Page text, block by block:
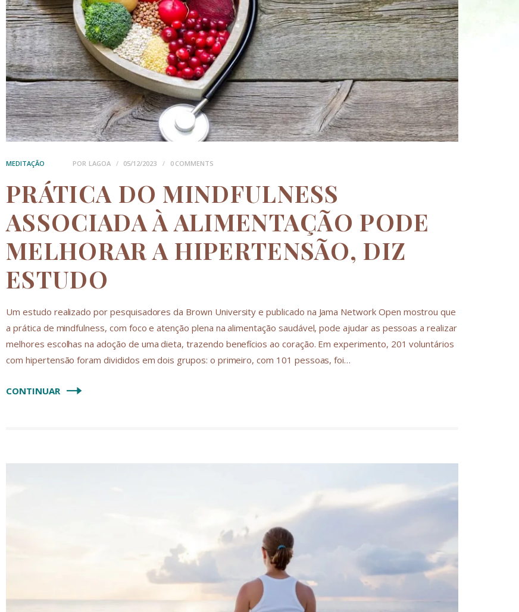
MEDITAÇÃO POR LAGOA 05/12/2023 0 COMMENTS
PRÁTICA DO MINDFULNESS
ASSOCIADA À ALIMENTAÇÃO PODE
MELHORAR A HIPERTENSÃO, DIZ
ESTUDO
Um estudo realizado por pesquisadores da Brown University e publicado na Jama Network Open mostrou que
a prática de mindfulness, com foco e atenção plena na alimentação saudável, pode ajudar as pessoas a realizar
melhores escolhas na adoção de uma dieta, trazendo benefícios ao coração. Em experimento, 201 voluntários
com hipertensão foram divididos em dois grupos: o primeiro, com 101 pessoas, foi…
CONTINUAR